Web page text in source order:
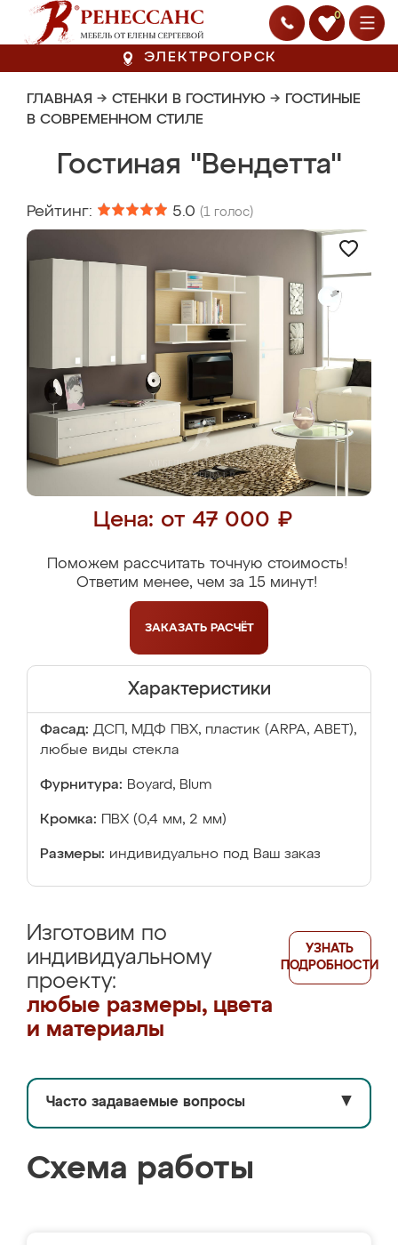
0
ЭЛЕКТРОГОРСК
ГЛАВНАЯ → СТЕНКИ В ГОСТИНУЮ → ГОСТИНЫЕ
В СОВРЕМЕННОМ СТИЛЕ
Гостиная "Вендетта"
Рейтинг: 5.0 (1 голос)
Цена: от 47 000 ₽
Поможем рассчитать точную стоимость!
Ответим менее, чем за 15 минут!
ЗАКАЗАТЬ РАСЧЁТ
Характеристики
Фасад: ДСП, МДФ ПВХ, пластик (ARPA, ABET),
любые виды стекла
Фурнитура: Boyard, Blum
Кромка: ПВХ (0,4 мм, 2 мм)
Размеры: индивидуально под Ваш заказ
Изготовим по
индивидуальному
проекту:
любые размеры, цвета
и материалы
УЗНАТЬ
ПОДРОБНОСТИ
Часто задаваемые вопросы ▼
Схема работы